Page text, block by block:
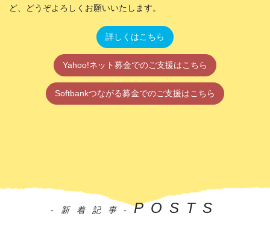
ど、どうぞよろしくお願いいたします。
詳しくはこちら
Yahoo!ネット募金でのご支援はこちら
Softbankつながる募金でのご支援はこちら
-新着記事-POSTS